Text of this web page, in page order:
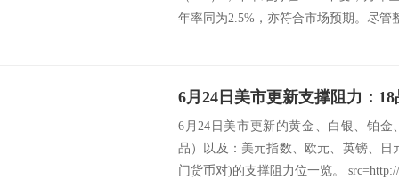
年率同为2.5%，亦符合市场预期。尽管
6月24日美市更新的黄金、白银、铂
品）以及：美元指数、欧元、英镑、
门货币对)的支撑阻力位一览。